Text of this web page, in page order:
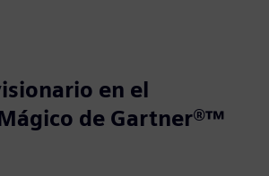
en el
de Gartner®™